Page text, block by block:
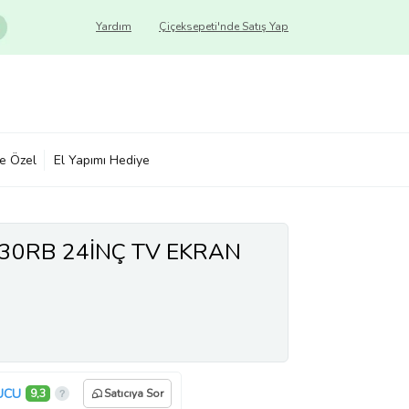
Çiçeksepeti'nde Satış Yap
Yardım
Özel El Yapımı Hediye
24İNÇ TV EKRAN
9,3 Satıcıya Sor